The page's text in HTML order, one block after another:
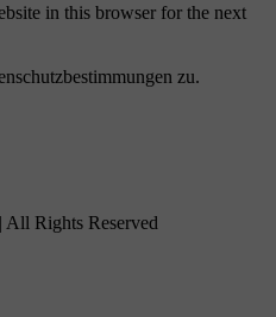
in this browser for the next
zu.
Rights Reserved